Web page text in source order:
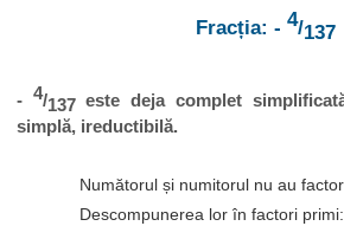
Fracția: - 4/137
- 4/137este deja complet
simplă, ireductibilă.
Numătorul și numitorul nu au
Descompunerea lor în factori primi: